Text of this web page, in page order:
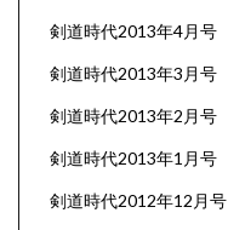
剣道時代2013年4月号
剣道時代2013年3月号
剣道時代2013年2月号
剣道時代2013年1月号
剣道時代2012年12月号